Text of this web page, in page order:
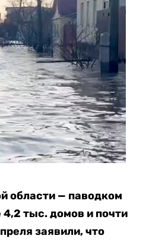
области — паводком
тыс. домов и почти
заявили, что